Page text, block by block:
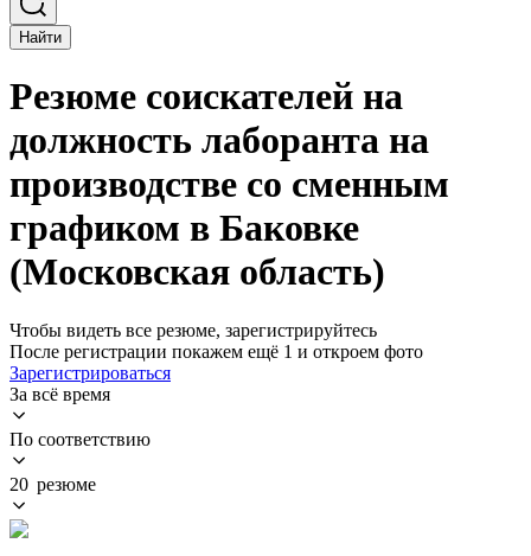
Найти
Резюме соискателей на
должность лаборанта на
производстве со сменным
графиком в Баковке
(Московская область)
Чтобы видеть все резюме, зарегистрируйтесь
После регистрации покажем ещё 1 и откроем фото
Зарегистрироваться
За всё время
По соответствию
20 резюме